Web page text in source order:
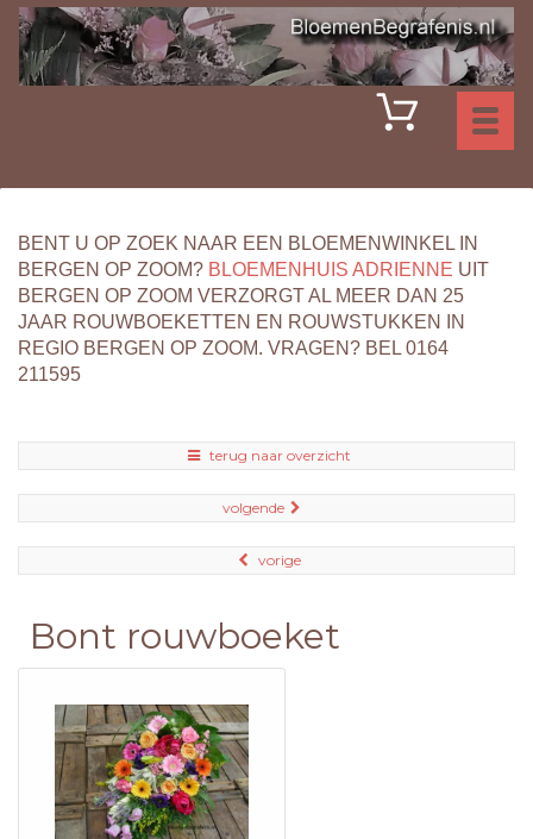
BENT U OP ZOEK NAAR EEN BLOEMENWINKEL IN
BERGEN OP ZOOM? BLOEMENHUIS ADRIENNE UIT
BERGEN OP ZOOM VERZORGT AL MEER DAN 25
JAAR ROUWBOEKETTEN EN ROUWSTUKKEN IN
REGIO BERGEN OP ZOOM. VRAGEN? BEL 0164
211595
terug naar overzicht
volgende
vorige
Bont rouwboeket